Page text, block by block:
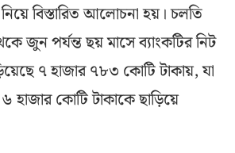
বিস্তারিত আলোচনা হয়। চলতি
জুন পর্যন্ত ছয় মাসে ব্যাংকটির নিট
৭ হাজার ৭৮৩ কোটি টাকায়, যা
৬ হাজার কোটি টাকাকে ছাড়িয়ে